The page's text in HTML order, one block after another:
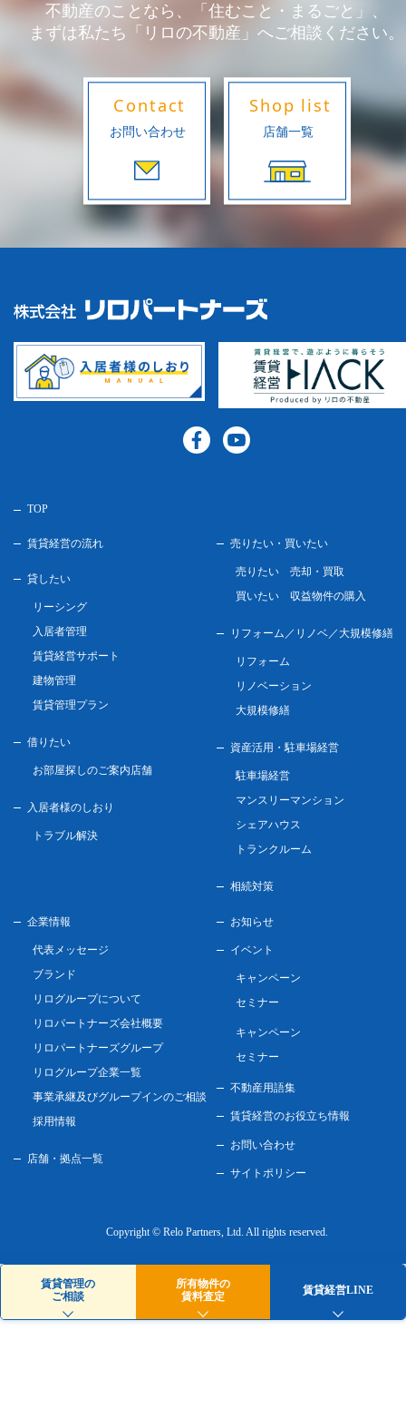
不動産のことなら、「住むこと・まるごと」、
まずは私たち「リロの不動産」へご相談ください。
TOP
賃貸経営の流れ
貸したい
リーシング
入居者管理
賃貸経営サポート
建物管理
賃貸管理プラン
借りたい
お部屋探しのご案内店舗
入居者様のしおり
トラブル解決
売りたい・買いたい
売りたい 売却・買取
買いたい 収益物件の購入
リフォーム／リノベ／ 大規模修繕
リフォーム
リノベーション
大規模修繕
資産活用・駐車場経営
駐車場経営
マンスリーマンション
シェアハウス
トランクルーム
相続対策
企業情報
代表メッセージ
ブランド
リログループについて
リロパートナーズ会社概要
リロパートナーズグループ
リログループ企業一覧
事業承継及びグループインのご相談
採用情報
店舗・拠点一覧
お知らせ
イベント
キャンペーン
セミナー
キャンペーン
セミナー
不動産用語集
賃貸経営のお役立ち情報
お問い合わせ
サイトポリシー
Copyright © Relo Partners, Ltd. All rights reserved.
賃貸管理の
ご相談
所有物件の
賃料査定
賃貸経営LINE